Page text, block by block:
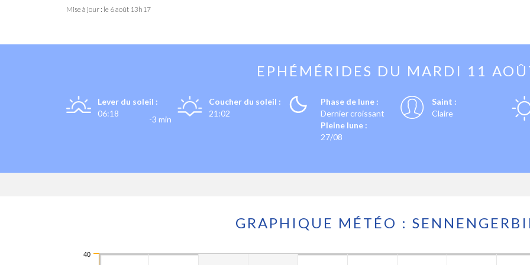
Mise à jour : le 6 août 13h17
EPHÉMÉRIDES DU MARDI 11
Lever du soleil :
06:18
-3 min
Coucher du soleil :
21:02
Phase de lune :
Dernier croissant
Pleine lune :
27/08
Saint :
Claire
GRAPHIQUE MÉTÉO :
40